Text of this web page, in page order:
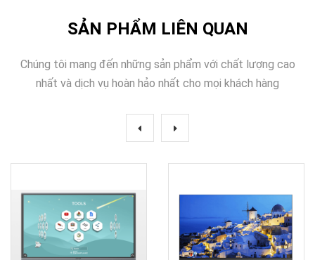
SẢN PHẨM LIÊN QUAN
Chúng tôi mang đến những sản phẩm với chất lượng cao
nhất và dịch vụ hoàn hảo nhất cho mọi khách hàng